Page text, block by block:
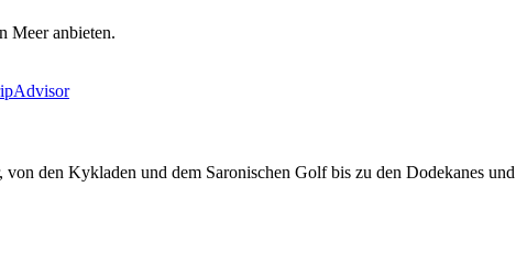
Meer anbieten.
den Kykladen und dem Saronischen Golf bis zu den Dodekanes und